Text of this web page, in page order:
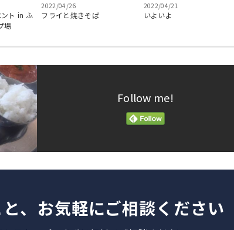
ト in ふ
場
2022/04/26
フライと焼きそば
2022/04/21
いよいよ
Follow me!
、お気軽にご相談ください